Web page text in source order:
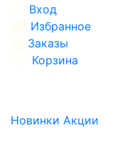
Вход
Избранное
Заказы
Корзина
Новинки Акции